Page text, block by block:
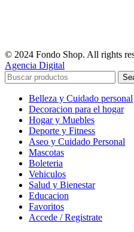
© 2024 Fondo Shop. All rights
Agencia Digital
Belleza y Cuidado personal
Decoracion para el hogar
Hogar y Muebles
Deporte y Fitness
Aseo y Cuidado Personal
Mascotas
Boleteria
Vehiculos
Salud y Bienestar
Educacion
Favoritos
Accede / Registrate